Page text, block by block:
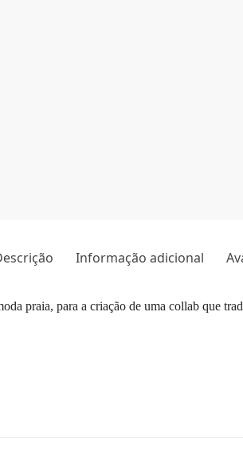
Informação adicional
praia, para a criação de uma collab que